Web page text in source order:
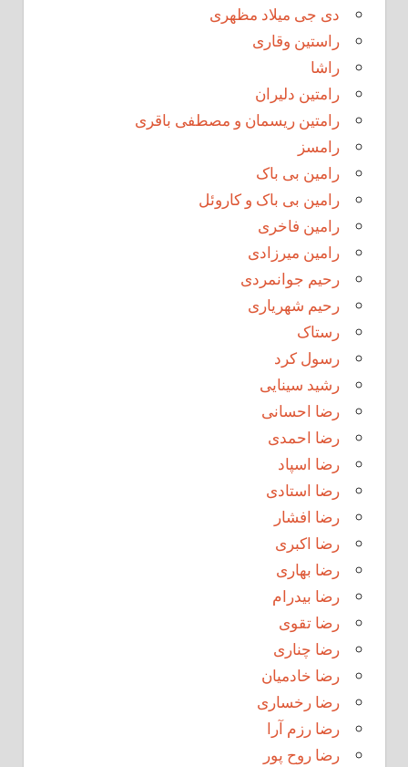
دی جی میلاد مظهری
راستین وقاری
راشا
رامتین دلیران
رامتین ریسمان و مصطفی باقری
رامسز
رامین بی باک
رامین بی باک و کاروئل
رامین فاخری
رامین میرزادی
رحیم جوانمردی
رحیم شهریاری
رستاک
رسول کرد
رشید سینایی
رضا احسانی
رضا احمدی
رضا اسپاد
رضا استادی
رضا افشار
رضا اکبری
رضا بهاری
رضا بیدرام
رضا تقوی
رضا چناری
رضا خادمیان
رضا رخساری
رضا رزم آرا
رضا روح پور